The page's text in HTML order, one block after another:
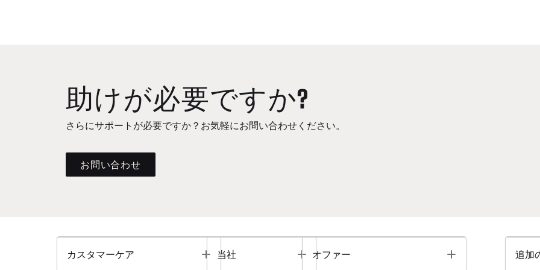
助けが必要ですか?
さらにサポートが必要ですか？お気軽にお問い合わせください。
お問い合わせ
カスタマーケア Toggle
当社 Toggle
オファー Toggle 追加